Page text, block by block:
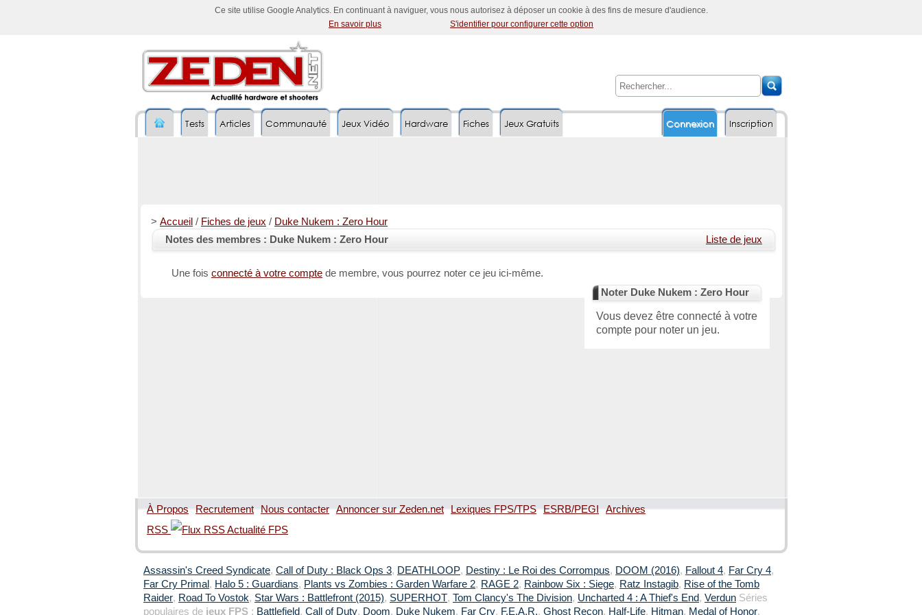
Ce site utilise Google Analytics. En continuant à naviguer, vous nous autorisez à déposer un cookie à des fins de mesure d'audience.
En savoir plus
S'identifier pour configurer cette option
Inscription
Tests Articles Communauté Jeux Vidéo Hardware Fiches Connexion
Jeux Gratuits
> Accueil / Fiches de jeux / Duke Nukem : Zero Hour
Liste de jeux
Notes des membres : Duke Nukem : Zero Hour
Noter Duke Nukem : Zero Hour
Vous devez être connecté à votre
compte pour noter un jeu.
Une fois connecté à votre compte de membre, vous pourrez noter ce jeu ici-même.
À Propos Recrutement Nous contacter Annoncer sur Zeden.net Lexiques FPS/TPS ESRB/PEGI
Archives
RSS
Assassin's Creed Syndicate, Call of Duty : Black Ops 3, DEATHLOOP, Destiny : Le Roi des Corrompus, DOOM (2016), Fallout 4, Far Cry 4,
Far Cry Primal , Halo 5 : Guardians, Plants vs Zombies : Garden Warfare 2, RAGE 2, Rainbow Six : Siege, Ratz Instagib, Rise of the Tomb
Raider, Road To Vostok, Star Wars : Battlefront (2015), SUPERHOT, Tom Clancy's The Division, Uncharted 4 : A Thief's End, Verdun Séries
populaires de jeux FPS : Battlefield, Call of Duty, Doom, Duke Nukem, Far Cry, F.E.A.R., Ghost Recon, Half-Life, Hitman, Medal of Honor,